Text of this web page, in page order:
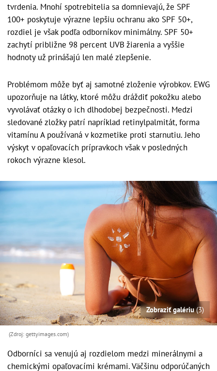
tvrdenia. Mnohí spotrebitelia sa domnievajú, že SPF
100+ poskytuje výrazne lepšiu ochranu ako SPF 50+,
rozdiel je však podľa odborníkov minimálny. SPF 50+
zachytí približne 98 percent UVB žiarenia a vyššie
hodnoty už prinášajú len malé zlepšenie.
Problémom môže byť aj samotné zloženie výrobkov. EWG
upozorňuje na látky, ktoré môžu dráždiť pokožku alebo
vyvolávať otázky o ich dlhodobej bezpečnosti. Medzi
sledované zložky patrí napríklad retinylpalmitát, forma
vitamínu A používaná v kozmetike proti starnutiu. Jeho
výskyt v opaľovacích prípravkoch však v posledných
rokoch výrazne klesol.
Zobraziť galériu(3)
(Zdroj: gettyimages.com)
Odborníci sa venujú aj rozdielom medzi minerálnymi a
chemickými opaľovacími krémami. Väčšinu odporúčaných